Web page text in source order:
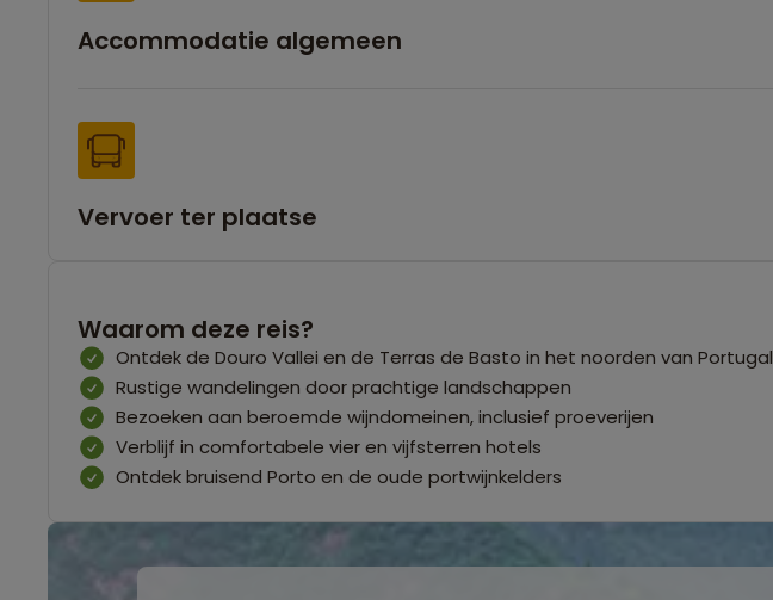
Accommodatie algemeen
Vervoer ter plaatse
Waarom deze reis?
Ontdek de Douro Vallei en de Terras de Basto in het noorden van Portugal
Rustige wandelingen door prachtige landschappen
Bezoeken aan beroemde wijndomeinen, inclusief proeverijen
Verblijf in comfortabele vier en vijfsterren hotels
Ontdek bruisend Porto en de oude portwijnkelders